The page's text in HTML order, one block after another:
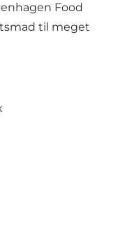
Food
til meget